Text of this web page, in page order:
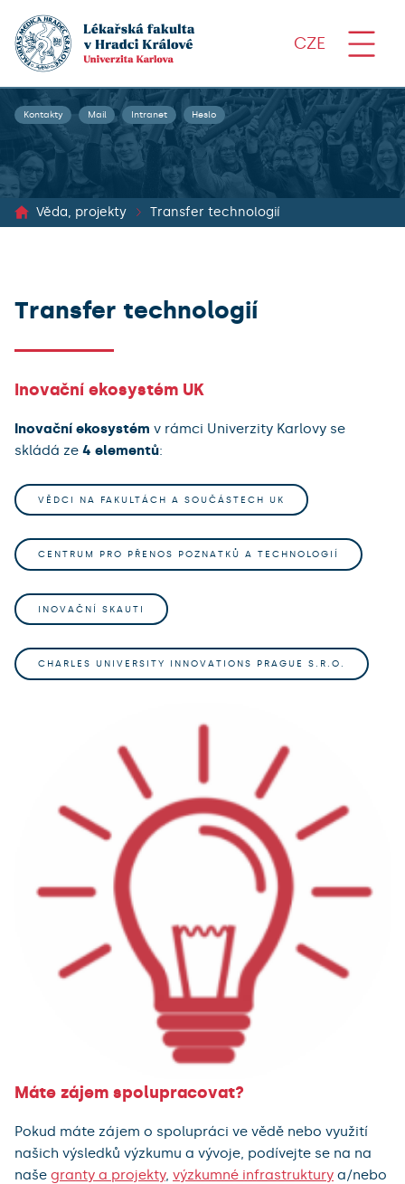
CZE
Kontakty Mail Intranet Heslo
Věda, projekty Transfer technologií
Transfer technologií
Inovační ekosystém UK
Inovační ekosystém v rámci Univerzity Karlovy se
skládá ze 4 elementů:
VĚDCI NA FAKULTÁCH A SOUČÁSTECH UK
CENTRUM PRO PŘENOS POZNATKŮ A TECHNOLOGIÍ
INOVAČNÍ SKAUTI
CHARLES UNIVERSITY INNOVATIONS PRAGUE S.R.O.
Máte zájem spolupracovat?
Pokud máte zájem o spolupráci ve vědě nebo využití
našich výsledků výzkumu a vývoje, podívejte se na na
naše granty a projekty, výzkumné infrastruktury a/nebo